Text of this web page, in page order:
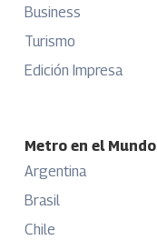
Business
Turismo
Edición Impresa
Metro en el Mundo
Argentina
Brasil
Chile